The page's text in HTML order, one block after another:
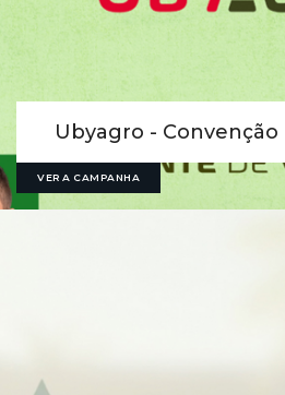
Ubyagro - Convenção
VER A CAMPANHA